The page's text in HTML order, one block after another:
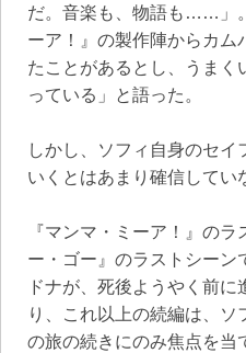
だ。音楽も、物語も……」
ーア！』の製作陣からカム
たことがあるとし、うまく
っている」と語った。
しかし、ソフィ自身のセイ
いくとはあまり確信してい
『マンマ・ミーア！』の
ー・ゴー』のラストシーン
ドナが、死後ようやく前に
り、これ以上の続編は、ソ
の旅の続きにのみ焦点を当